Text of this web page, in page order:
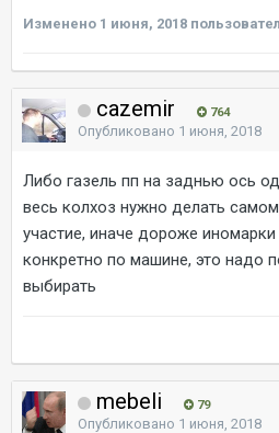
Изменено 1 июня, 2018
cazemir 764
Опубликовано 1 июня, 2018
Либо газель пп на заднью ось
весь колхоз нужно делать
участие, иначе дороже
конкретно по машине, это надо
выбирать
mebeli 79
Опубликовано 1 июня, 2018